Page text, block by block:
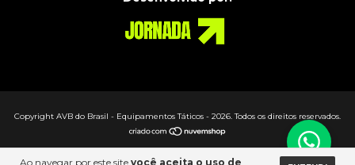
Ao navegar por este site você aceita o uso de
Copyright AVB do Brasil - Equipamentos Táticos - 2026. Todos os direitos reservados.